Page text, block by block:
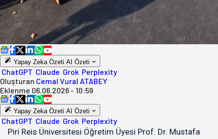
Yapay Zeka Özeti AI Özeti
ChatGPT Claude Grok Perplexity
Oluşturan Cemal Vural ATABEY
Eklenme 06.06.2026 - 10:59
Yapay Zeka Özeti AI Özeti
ChatGPT Claude Grok Perplexity
Piri Reis Üniversitesi Öğretim Üyesi Prof. Dr. Mustafa